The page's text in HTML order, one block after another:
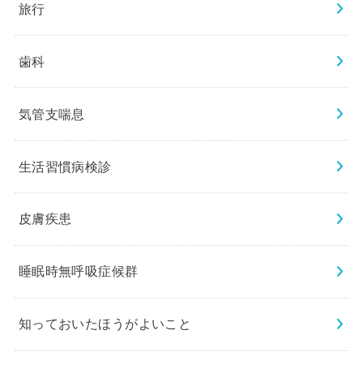
旅行
歯科
気管支喘息
生活習慣病検診
皮膚疾患
睡眠時無呼吸症候群
知っておいたほうがよいこと